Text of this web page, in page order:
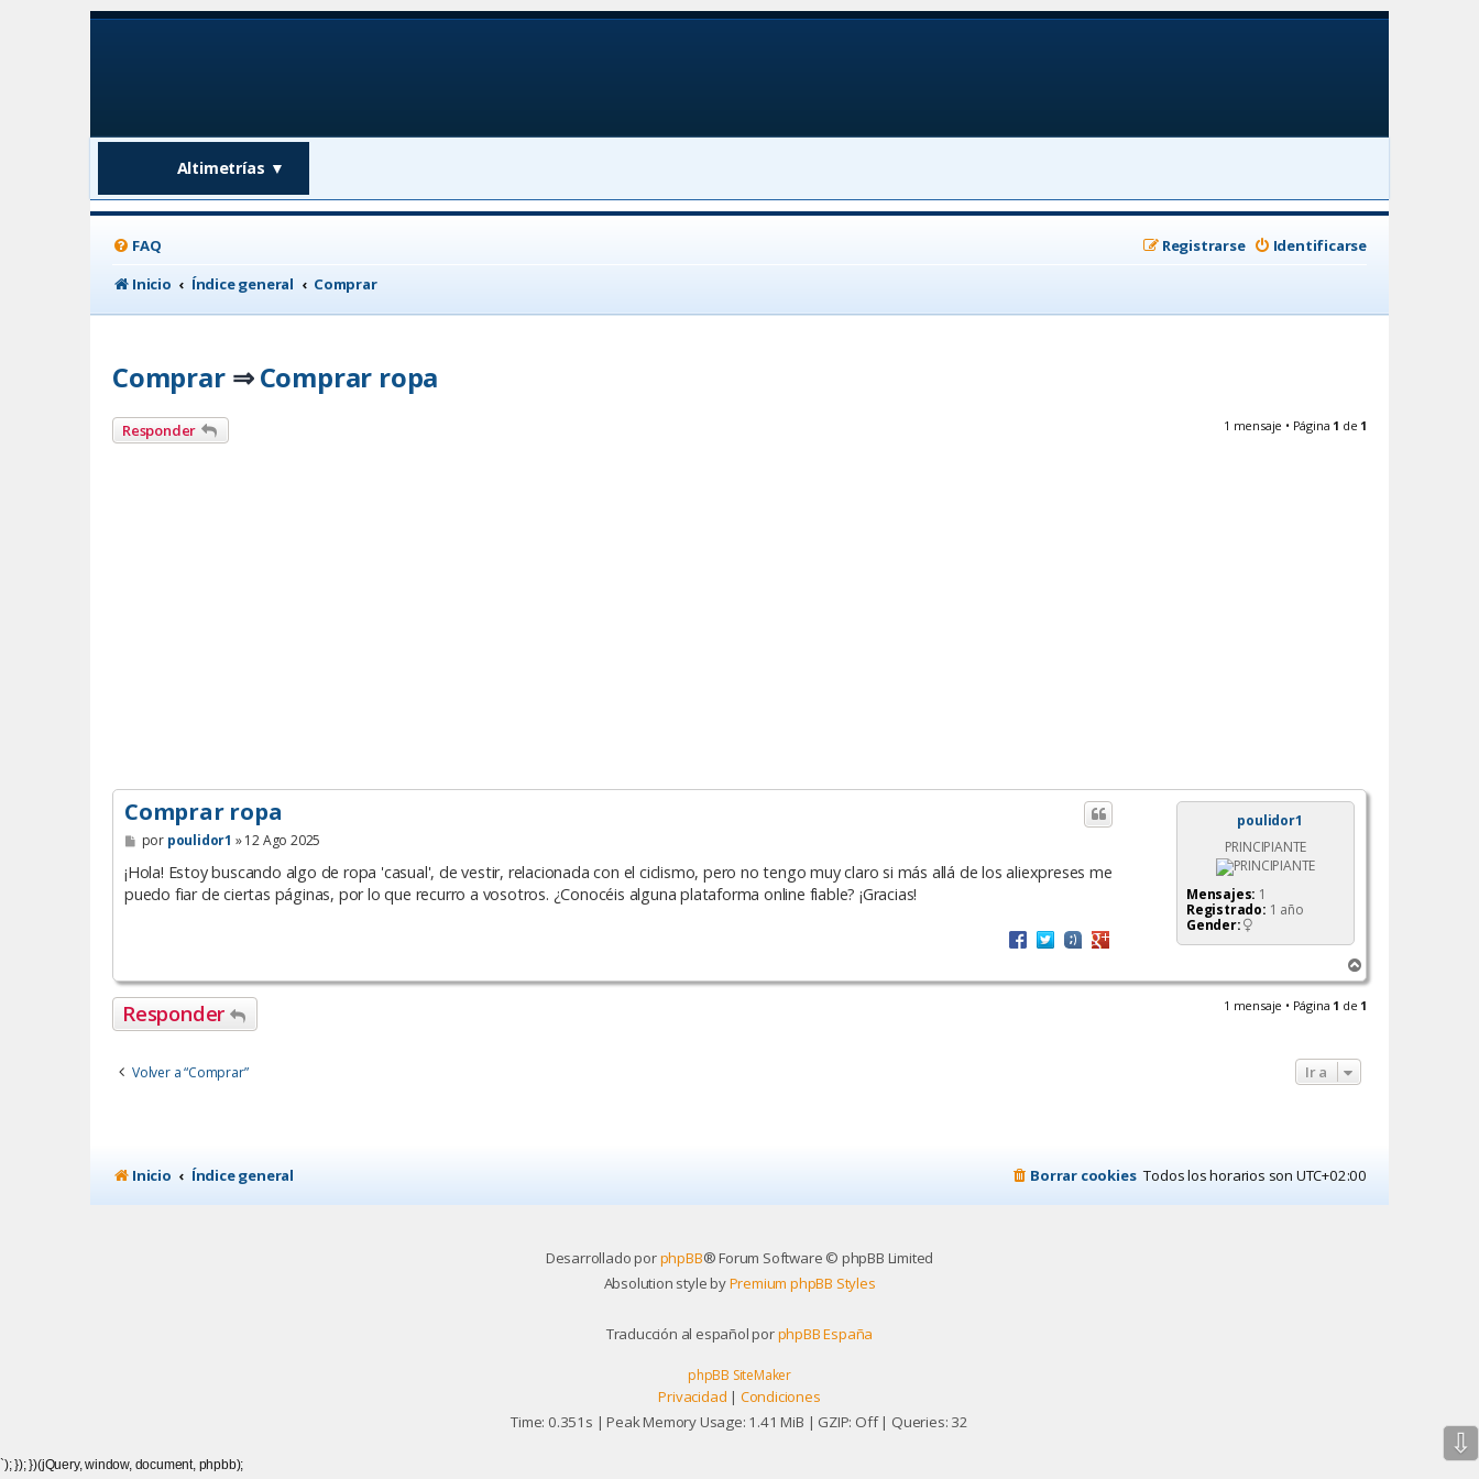
Altimetrías ▼
FAQ Identificarse
Registrarse
Inicio
Índice general Comprar
Comprar⇒ Comprar ropa
Responder 1 mensaje • Página 1 de 1
poulidor1
PRINCIPIANTE
Mensajes: 1
Registrado: 1 año
Gender:
Comprar ropa
M
e
n
a
por poulidor1 »12 Ago 2025
¡Hola! Estoy buscando algo de ropa 'casual', de vestir, relacionada con el ciclismo, pero no tengo muy claro si más allá de los aliexpreses me
puedo fiar de ciertas páginas, por lo que recurro a vosotros. ¿Conocéis alguna plataforma online fiable? ¡Gracias!
r
r
Responder 1 mensaje • Página 1 de 1
Volver a “Comprar” Ir a
Inicio Índice general Todos los horarios son UTC+02:00
Borrar cookies
Desarrollado porphpBB® Forum Software © phpBB Limited
Absolution style byPremium phpBB Styles
Traducción al español porphpBB España
phpBB SiteMaker
Privacidad | Condiciones
Time: 0.351s | Peak Memory Usage: 1.41 MiB | GZIP: Off | Queries: 32
⇩
`); }); })(jQuery, window, document, phpbb);